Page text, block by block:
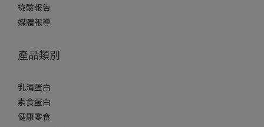
檢驗報告
媒體報導
產品類別
乳清蛋白
素食蛋白
健康零食